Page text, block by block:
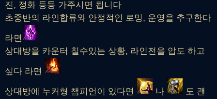
진, 정화 등등 가주시면 됩니다
초중반의 라인합류와 안정적인 로밍, 운영을 추구한다
라면
상대방을 카운터 칠수있는 상황, 라인전을 압도 하고
싶다 라면
상대방에 누커형 챔피언이 있다면 나
도 괜